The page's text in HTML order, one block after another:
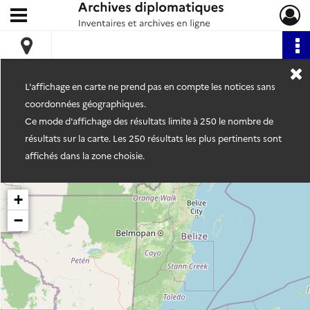
Archives diplomatiques
Ouvrir le menu déroulant
L'affichage en carte ne prend pas en compte les notices sans
coordonnées géographiques.
Ce mode d'affichage des résultats limite à 250 le nombre de
résultats sur la carte. Les 250 résultats les plus pertinents sont
affichés dans la zone choisie.
+
−